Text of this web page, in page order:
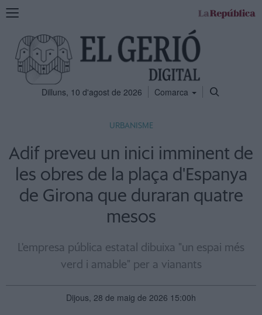
Mostra
navegació
Dilluns, 10 d'agost de 2026 Comarca
URBANISME
Adif preveu un inici imminent de
les obres de la plaça d'Espanya
de Girona que duraran quatre
mesos
L'empresa pública estatal dibuixa "un espai més
verd i amable" per a vianants
Dijous, 28 de maig de 2026 15:00h